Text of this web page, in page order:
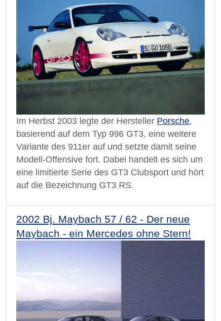
Im Herbst 2003 legte der Hersteller Porsche,
basierend auf dem Typ 996 GT3, eine weitere
Variante des 911er auf und setzte damit seine
Modell-Offensive fort. Dabei handelt es sich um
eine limitierte Serie des GT3 Clubsport und hört
auf die Bezeichnung GT3 RS.
2002 Bj. Maybach 57 / 62 - Der neue
Maybach - ein Mercedes ohne Stern!